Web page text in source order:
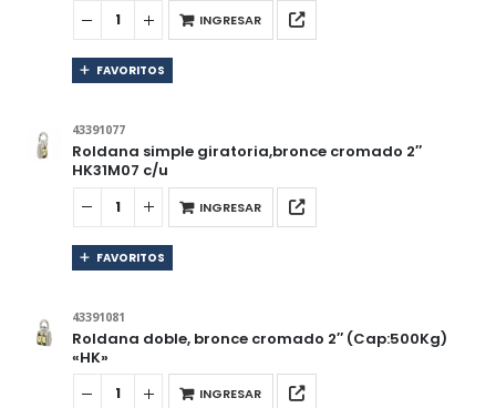
INGRESAR
FAVORITOS
43391077
Roldana simple giratoria,bronce cromado 2″
HK31M07 c/u
INGRESAR
FAVORITOS
43391081
Roldana doble, bronce cromado 2″ (Cap:500Kg)
«HK»
INGRESAR